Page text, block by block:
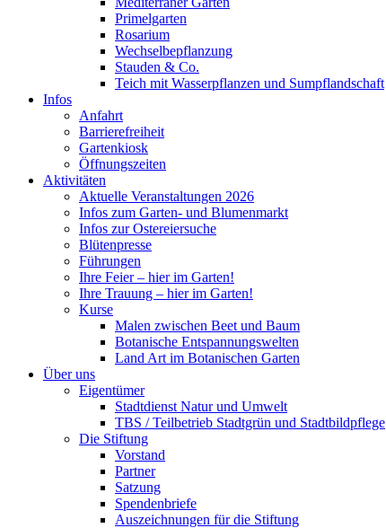
Primelgarten
Rosarium
Wechselbepflanzung
Stauden & Co.
Teich mit Wasserpflanzen und Sumpflandschaft
Infos
Anfahrt
Barrierefreiheit
Gartenkiosk
Öffnungszeiten
Aktivitäten
Aktuelle Veranstaltungen 2026
Infos zum Garten- und Blumenmarkt
Infos zur Ostereiersuche
Blütenpresse
Führungen
Ihre Feier – hier im Garten!
Ihre Trauung – hier im Garten!
Kurse
Malen zwischen Beet und Baum
Botanische Entspannungswelten
Land Art im Botanischen Garten
Über uns
Eigentümer
Stadtdienst Natur und Umwelt
TBS / Teilbetrieb Stadtgrün und Stadtbildpflege
Die Stiftung
Vorstand
Partner
Satzung
Spendenbriefe
Auszeichnungen für die Stiftung